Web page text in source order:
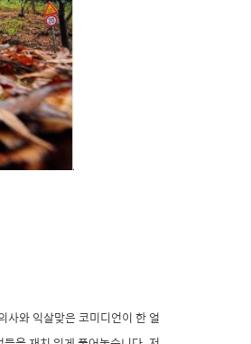
사와 익살맞은 코미디언이 한 얼